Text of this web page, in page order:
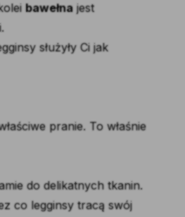
bawełna jest
służyły Ci jak
pranie. To właśnie
do delikatnych tkanin.
co legginsy tracą swój